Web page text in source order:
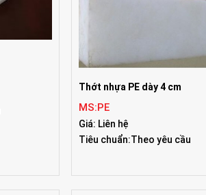
Thớt nhựa PE dày 4 cm
MS:PE
Giá: Liên hệ
Tiêu chuẩn:Theo yêu cầu